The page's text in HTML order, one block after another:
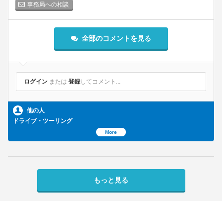
事務局への相談
全部のコメントを見る
ログイン または 登録 してコメント...
他の人
ドライブ・ツーリング
More
もっと見る